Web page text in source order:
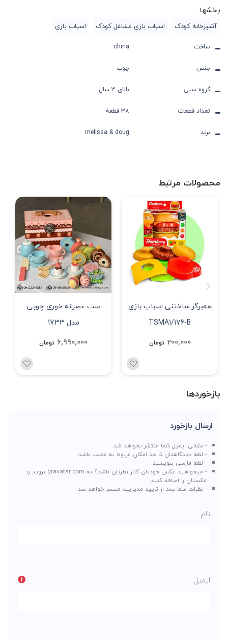
بخشها :
آشپزخانه کودک اسباب بازی مشاغل کودک اسباب بازی
ساخت
china
جنس
چوب
گروه سنی
بالای 3 سال
تعداد قطعات
38 قطعه
برند
melissa & doug
محصولات مرتبط
همبرگر ساختنی اسباب بازی
TSMA1/176-B
200,000 تومان
ست عصرانه خوری چوبی
مدل 1733
6,990,000 تومان
بازخوردها
ارسال بازخورد
- نشانی ایمیل شما منتشر نخواهد شد.
- لطفا دیدگاهتان تا حد امکان مربوط به مطلب باشد.
- لطفا فارسی بنویسید.
- میخواهید عکس خودتان کنار نظرتان باشد؟ به gravatar.com بروید و
عکستان را اضافه کنید.
- نظرات شما بعد از تایید مدیریت منتشر خواهد شد
نام
ایمیل